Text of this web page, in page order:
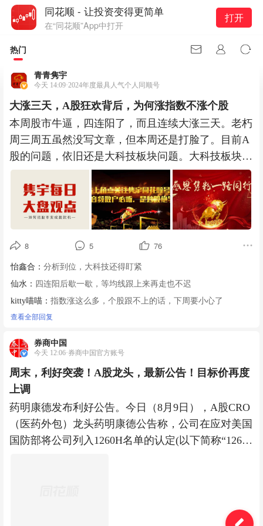
同花顺 - 让投资变得更简单
在“同花顺”App中打开
打开
热门
青青隽宇
今天 14:09·2024年度最具人气个人同顺号
大涨三天，A股狂欢背后，为何涨指数不涨个股
本周股市牛逼，四连阳了，而且连续大涨三天。老朽
周三周五虽然没写文章，但本周还是打脸了。目前A
股的问题，依旧还是大科技板块问题。大科技板块连
涨四天，给A股指数带起
8 5 76
怡鑫合： 分析到位，大科技还得盯紧
仙水： 四连阳后歇一歇，等均线跟上来再走也不迟
kitty喵喵： 指数涨这么多，个股跟不上的话，下周要小心了
查看全部回复
券商中国
今天 12:06·券商中国官方账号
周末，利好突袭！A股龙头，最新公告！目标价再度
上调
药明康德发布利好公告。今日（8月9日），A股CRO
（医药外包）龙头药明康德公告称，公司在应对美国
国防部将公司列入1260H名单的认定(以下简称“1260